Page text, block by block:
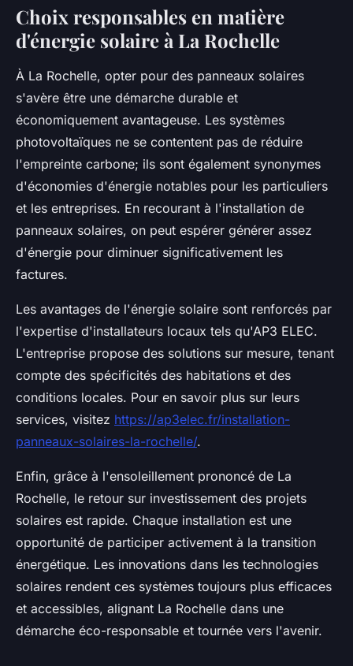
Choix responsables en matière
d'énergie solaire à La Rochelle
À La Rochelle, opter pour des panneaux solaires
s'avère être une démarche durable et
économiquement avantageuse. Les systèmes
photovoltaïques ne se contentent pas de réduire
l'empreinte carbone; ils sont également synonymes
d'économies d'énergie notables pour les particuliers
et les entreprises. En recourant à l'installation de
panneaux solaires, on peut espérer générer assez
d'énergie pour diminuer significativement les
factures.
Les avantages de l'énergie solaire sont renforcés par
l'expertise d'installateurs locaux tels qu'AP3 ELEC.
L'entreprise propose des solutions sur mesure, tenant
compte des spécificités des habitations et des
conditions locales. Pour en savoir plus sur leurs
services, visitez https://ap3elec.fr/installation-
panneaux-solaires-la-rochelle/.
Enfin, grâce à l'ensoleillement prononcé de La
Rochelle, le retour sur investissement des projets
solaires est rapide. Chaque installation est une
opportunité de participer activement à la transition
énergétique. Les innovations dans les technologies
solaires rendent ces systèmes toujours plus efficaces
et accessibles, alignant La Rochelle dans une
démarche éco-responsable et tournée vers l'avenir.